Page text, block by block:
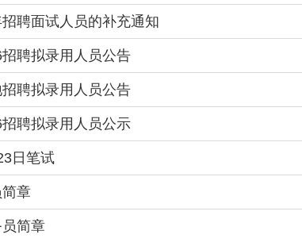
聘面试人员的补充通知
聘拟录用人员公告
聘拟录用人员公告
聘拟录用人员公示
日笔试
章
简章